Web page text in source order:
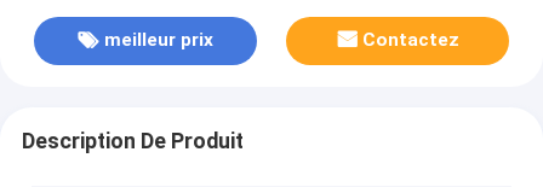
meilleur prix Contactez
Description De Produit